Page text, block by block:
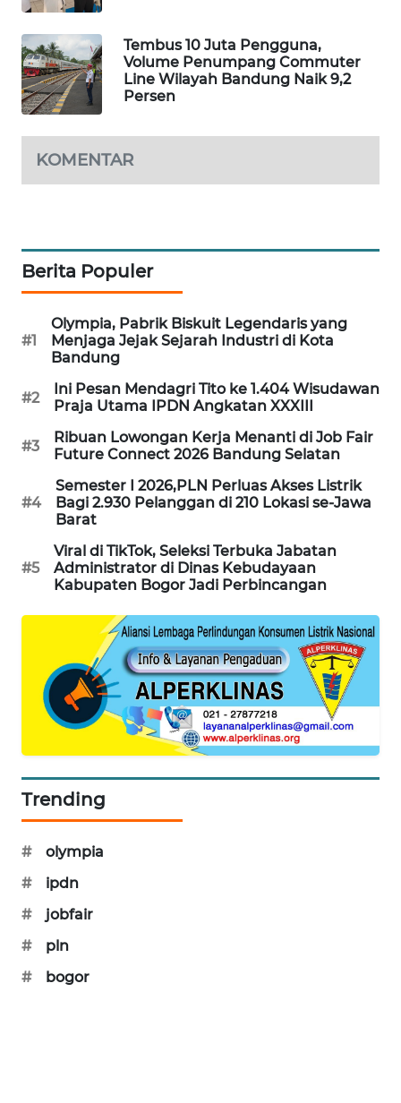
Tembus 10 Juta Pengguna,
Volume Penumpang Commuter
Line Wilayah Bandung Naik 9,2
Persen
KOMENTAR
Berita Populer
#1
Olympia, Pabrik Biskuit Legendaris yang
Menjaga Jejak Sejarah Industri di Kota
Bandung
#2
Ini Pesan Mendagri Tito ke 1.404 Wisudawan
Praja Utama IPDN Angkatan XXXIII
#3
Ribuan Lowongan Kerja Menanti di Job Fair
Future Connect 2026 Bandung Selatan
#4
Semester I 2026,PLN Perluas Akses Listrik
Bagi 2.930 Pelanggan di 210 Lokasi se-Jawa
Barat
#5
Viral di TikTok, Seleksi Terbuka Jabatan
Administrator di Dinas Kebudayaan
Kabupaten Bogor Jadi Perbincangan
Trending
#
olympia
#
ipdn
#
jobfair
#
pln
#
bogor
METRO
JAKARTA
NEWS
KARING
JURNAL
MARITIM
HUMBANG
NEWS
GARONGGANG
NEWS
FISUELRI
ENERGI
CILEUNGSI
NEWS
BERAMPU
NEWS
AKHLAK
PERAPKI
NEWS
SONYA